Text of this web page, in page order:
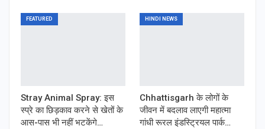
FEATURED
Stray Animal Spray: इस
स्प्रे का छिड़काव करने से खेतों के
आस-पास भी नहीं भटकेंगे…
HINDI NEWS
Chhattisgarh के लोगों के
जीवन में बदलाव लाएगी महात्मा
गांधी रूरल इंडस्ट्रियल पार्क…